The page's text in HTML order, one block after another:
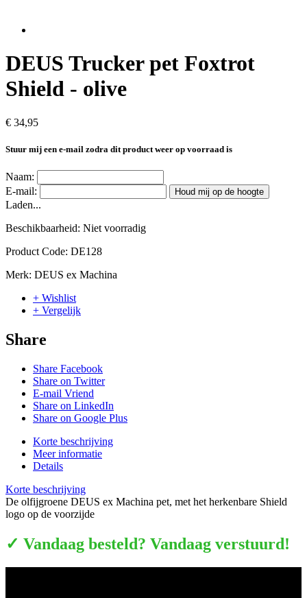
DEUS Trucker pet Foxtrot
Shield - olive
€ 34,95
Stuur mij een e-mail zodra dit product weer op voorraad is
Naam:
E-mail:
Houd mij op de hoogte
Laden...
Beschikbaarheid: Niet voorradig
Product Code: DE128
Merk: DEUS ex Machina
+ Wishlist
+ Vergelijk
Share
Share Facebook
Share on Twitter
E-mail Vriend
Share on LinkedIn
Share on Google Plus
Korte beschrijving
Meer informatie
Details
Korte beschrijving
De olfijgroene DEUS ex Machina pet, met het herkenbare Shield
logo op de voorzijde
✓ Vandaag besteld? Vandaag verstuurd!